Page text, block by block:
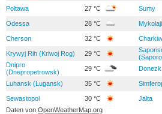
Poltawa 27 °C Sumy
Odessa 28 °C
Cherson 32 °C
Krywyj Rih (Kriwoj Rog) 29 °C
Dnipro
(Dnepropetrowsk)
29 °C Donezk
Luhansk (Lugansk) 35 °C
Sewastopol 30 °C Jalta
Daten von OpenWeatherMap.org